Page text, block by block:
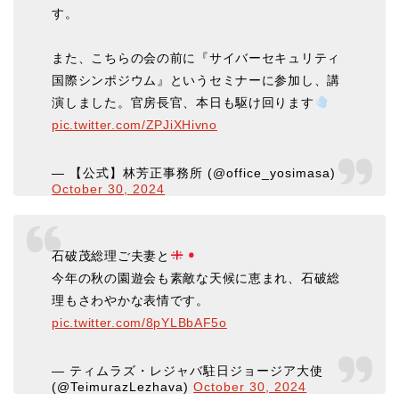
す。
また、こちらの会の前に『サイバーセキュリティ
国際シンポジウム』というセミナーに参加し、講
演しました。官房長官、本日も駆け回ります
pic.twitter.com/ZPJiXHivno
— 【公式】林芳正事務所 (@office_yosimasa)
October 30, 2024
石破茂総理ご夫妻と
今年の秋の園遊会も素敵な天候に恵まれ、石破総
理もさわやかな表情です。
pic.twitter.com/8pYLBbAF5o
— ティムラズ・レジャバ駐日ジョージア大使
(@TeimurazLezhava)October 30, 2024